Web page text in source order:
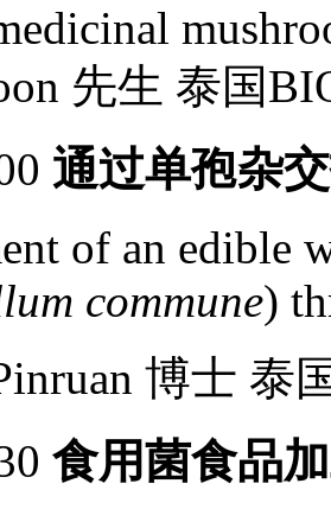
先生 泰国
通过单孢杂
of an edible
commune)
博士 泰
食用菌食品